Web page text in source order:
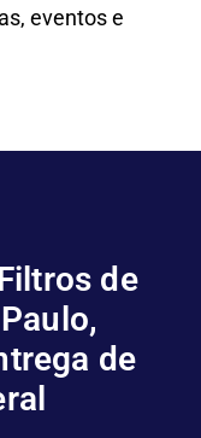
eventos e
de
de